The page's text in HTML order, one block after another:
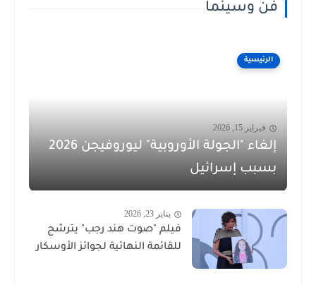
فن وسينما
الرئيسية
فبراير 15, 2026
إلغاء "الجولة الأوروبية" ليوروفيجن 2026
بسبب إسرائيل
يناير 23, 2026
فيلم "صوت هند رجب" يترشح
للقائمة النهائية لجوائز الأوسكار